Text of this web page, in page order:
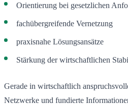
Orientierung bei gesetzlichen
fachübergreifende Vernetzung
praxisnahe Lösungsansätze
Stärkung der wirtschaftlichen
Gerade in wirtschaftlich
Netzwerke und fundierte